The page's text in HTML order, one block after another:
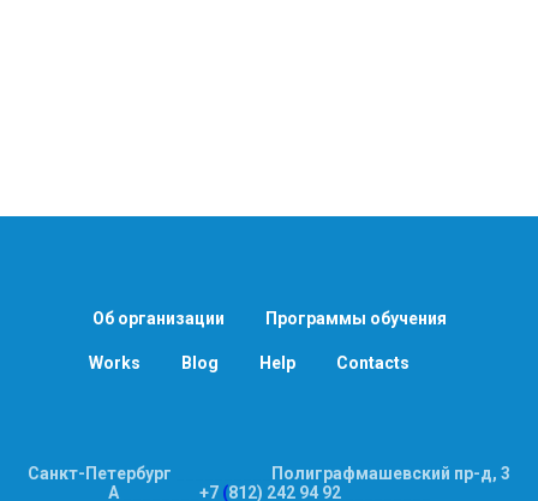
Об организации Программы обучения
Works Blog Help Contacts
Санкт-Петербург
Полиграфмашевский пр-д, 3
А
+7(812) 242 94 92